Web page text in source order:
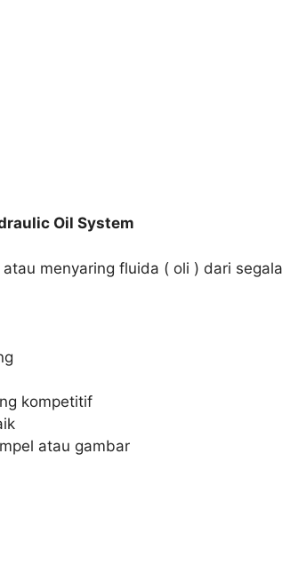
Oil System
menyaring fluida ( oli ) dari
kompetitif
atau gambar